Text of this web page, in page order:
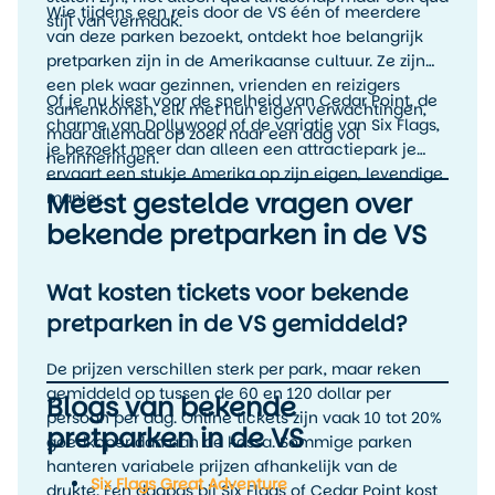
stijl van vermaak.
Wie tijdens een reis door de VS één of meerdere
van deze parken bezoekt, ontdekt hoe belangrijk
pretparken zijn in de Amerikaanse cultuur. Ze zijn
een plek waar gezinnen, vrienden en reizigers
samenkomen, elk met hun eigen verwachtingen,
maar allemaal op zoek naar een dag vol
herinneringen.
Of je nu kiest voor de snelheid van Cedar Point, de
charme van Dollywood of de variatie van Six Flags,
je bezoekt meer dan alleen een attractiepark je
ervaart een stukje Amerika op zijn eigen, levendige
manier.
Meest gestelde vragen over
bekende pretparken in de VS
Wat kosten tickets voor bekende
pretparken in de VS gemiddeld?
De prijzen verschillen sterk per park, maar reken
gemiddeld op tussen de 60 en 120 dollar per
persoon per dag. Online tickets zijn vaak 10 tot 20%
goedkoper dan aan de kassa. Sommige parken
hanteren variabele prijzen afhankelijk van de
drukte. Een dagpas bij Six Flags of Cedar Point kost
Blogs van bekende
pretparken in de VS
Six Flags Great Adventure